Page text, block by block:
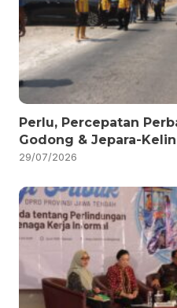
Perlu, Percepatan
Godong & Jepara-
29/07/2026